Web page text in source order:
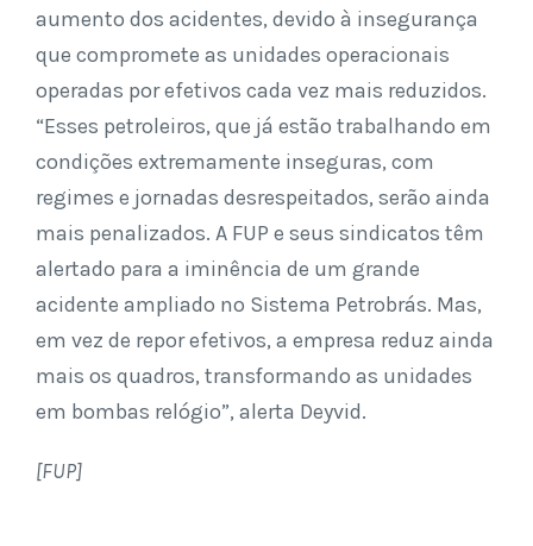
aumento dos acidentes, devido à insegurança
que compromete as unidades operacionais
operadas por efetivos cada vez mais reduzidos.
“Esses petroleiros, que já estão trabalhando em
condições extremamente inseguras, com
regimes e jornadas desrespeitados, serão ainda
mais penalizados. A FUP e seus sindicatos têm
alertado para a iminência de um grande
acidente ampliado no Sistema Petrobrás. Mas,
em vez de repor efetivos, a empresa reduz ainda
mais os quadros, transformando as unidades
em bombas relógio”, alerta Deyvid.
[FUP]